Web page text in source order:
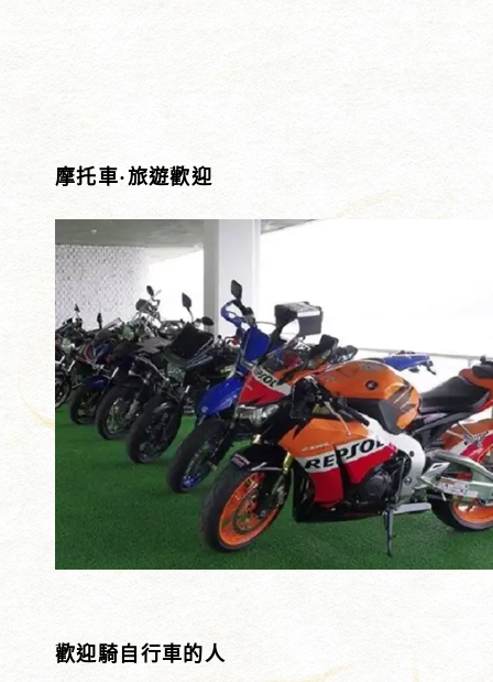
摩托車·旅遊歡迎
歡迎騎自行車的人